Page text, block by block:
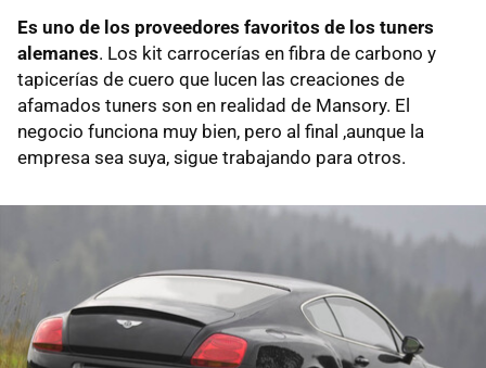
Es uno de los proveedores favoritos de los tuners
alemanes. Los kit carrocerías en fibra de carbono y
tapicerías de cuero que lucen las creaciones de
afamados tuners son en realidad de Mansory. El
negocio funciona muy bien, pero al final ,aunque la
empresa sea suya, sigue trabajando para otros.